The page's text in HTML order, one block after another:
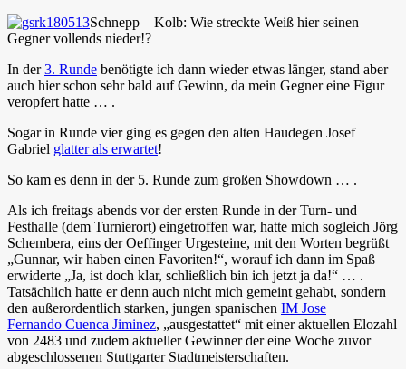
Schnepp – Kolb: Wie streckte Weiß hier seinen
Gegner vollends nieder!?
In der3. Runde benötigte ich dann wieder etwas länger, stand aber
auch hier schon sehr bald auf Gewinn, da mein Gegner eine Figur
veropfert hatte … .
Sogar in Runde vier ging es gegen den alten Haudegen Josef
Gabriel glatter als erwartet!
So kam es denn in der 5. Runde zum großen Showdown … .
Als ich freitags abends vor der ersten Runde in der Turn- und
Festhalle (dem Turnierort) eingetroffen war, hatte mich sogleich Jörg
Schembera, eins der Oeffinger Urgesteine, mit den Worten begrüßt
„Gunnar, wir haben einen Favoriten!“, worauf ich dann im Spaß
erwiderte „Ja, ist doch klar, schließlich bin ich jetzt ja da!“ … .
Tatsächlich hatte er denn auch nicht mich gemeint gehabt, sondern
den außerordentlich starken, jungen spanischen IM Jose
Fernando Cuenca Jiminez, „ausgestattet“ mit einer aktuellen Elozahl
von 2483 und zudem aktueller Gewinner der eine Woche zuvor
abgeschlossenen Stuttgarter Stadtmeisterschaften.